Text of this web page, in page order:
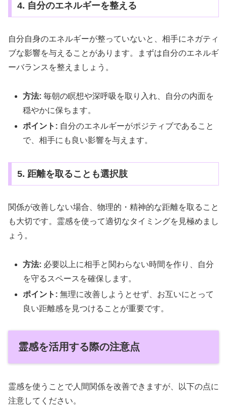
4. 自分のエネルギーを整える
自分自身のエネルギーが整っていないと、相手にネガティ
ブな影響を与えることがあります。まずは自分のエネルギ
ーバランスを整えましょう。
方法: 毎朝の瞑想や深呼吸を取り入れ、自分の内面を
穏やかに保ちます。
ポイント: 自分のエネルギーがポジティブであること
で、相手にも良い影響を与えます。
5. 距離を取ることも選択肢
関係が改善しない場合、物理的・精神的な距離を取ること
も大切です。霊感を使って適切なタイミングを見極めまし
ょう。
方法: 必要以上に相手と関わらない時間を作り、自分
を守るスペースを確保します。
ポイント: 無理に改善しようとせず、お互いにとって
良い距離感を見つけることが重要です。
霊感を活用する際の注意点
霊感を使うことで人間関係を改善できますが、以下の点に
注意してください。